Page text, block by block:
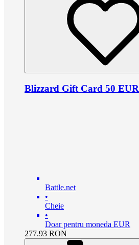
Blizzard Gift Card 50 EUR
Battle.net
•
Cheie
•
Doar pentru moneda EUR
277.93 RON